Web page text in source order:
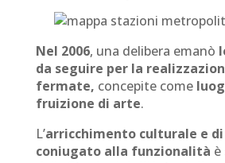
Nel 2006, una delibera emanò
da seguire per la
fermate, concepite come
fruizione di arte.
L’arricchimento culturale e
coniugato alla funzionalità